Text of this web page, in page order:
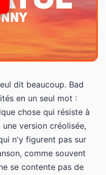
dit beaucoup. Bad
en un seul mot :
chose qui résiste à
version créolisée,
n'y figurent pas sur
comme souvent
se contente pas de